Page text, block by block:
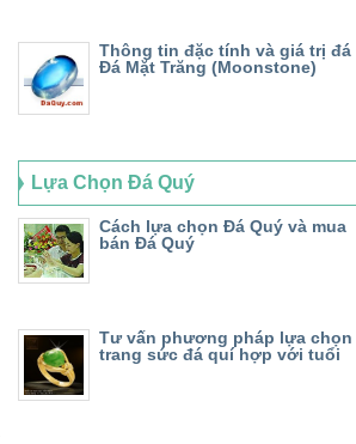
Thông tin đặc tính và giá trị đá
Đá Mặt Trăng (Moonstone)
Lựa Chọn Đá Quý
Cách lựa chọn Đá Quý và mua
bán Đá Quý
Tư vấn phương pháp lựa chọn
trang sức đá quí hợp với tuổi